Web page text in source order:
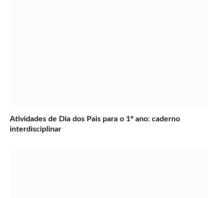
Atividades de Dia dos Pais para o 1º ano: caderno
interdisciplinar